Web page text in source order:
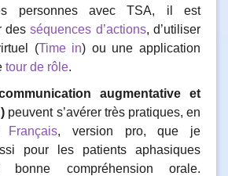
personnes avec TSA, il est
desséquences d’actions, d’utiliser
(Time in) ou une application
tour de rôle.
augmentative et
peuvent s’avérer très pratiques, en
Français, version pro, que je
pour les patients aphasiques
bonne compréhension orale.